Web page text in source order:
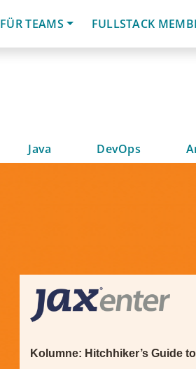
FÜR TEAMS
FULLSTACK
Java DevOps
Kolumne: Hitchhiker’s Guide